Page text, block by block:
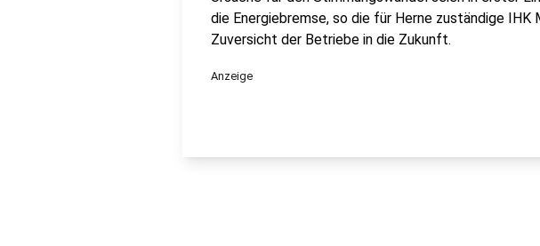
die Energiebremse, so die für Herne zuständige
Zuversicht der Betriebe in die Zukunft.
Anzeige